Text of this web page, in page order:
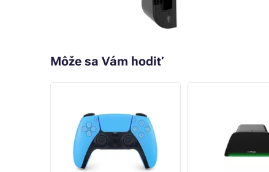
Môže sa Vám hodiť